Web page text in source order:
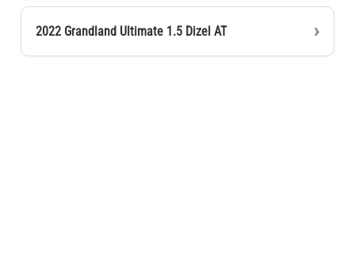
2022 Grandland Ultimate 1.5 Dizel AT